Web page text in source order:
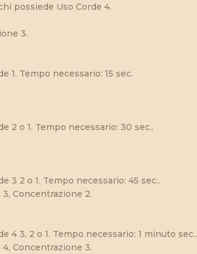
possiede Uso Corde 4.
3.
1. Tempo necessario: 15 sec.
2 o 1. Tempo necessario: 30 sec..
3 2 o 1. Tempo necessario: 45 sec..
Concentrazione 2.
4 3, 2 o 1. Tempo necessario: 1 minuto sec..
Concentrazione 3.